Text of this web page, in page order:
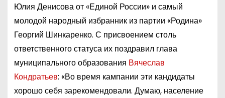
Юлия Денисова от «Единой России» и самый
молодой народный избранник из партии «Родина»
Георгий Шинкаренко. С присвоением столь
ответственного статуса их поздравил глава
муниципального образования Вячеслав
Кондратьев: «Во время кампании эти кандидаты
хорошо себя зарекомендовали. Думаю, население